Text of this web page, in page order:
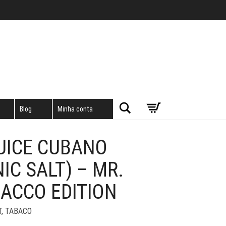
Blog Minha conta Pesquisar
CUBANO
SALT) – MR.
EDITION
, TABACO